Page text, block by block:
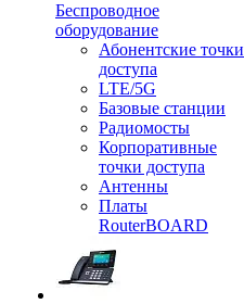
Беспроводное
оборудование
Абонентские точки
доступа
LTE/5G
Базовые станции
Радиомосты
Корпоративные
точки доступа
Антенны
Платы
RouterBOARD